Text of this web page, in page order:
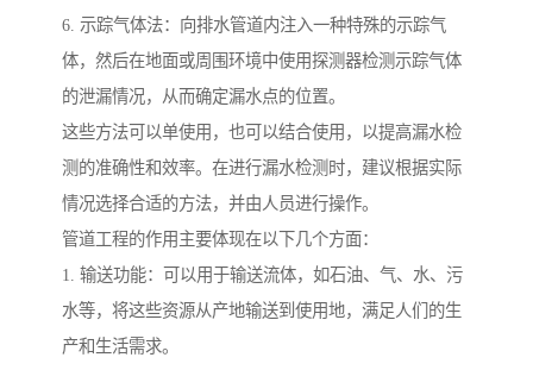
6. 示踪气体法：向排水管道内注入一种特殊的示踪气
体，然后在地面或周围环境中使用探测器检测示踪气体
的泄漏情况，从而确定漏水点的位置。
这些方法可以单使用，也可以结合使用，以提高漏水检
测的准确性和效率。在进行漏水检测时，建议根据实际
情况选择合适的方法，并由人员进行操作。
管道工程的作用主要体现在以下几个方面：
1. 输送功能：可以用于输送流体，如石油、气、水、污
水等，将这些资源从产地输送到使用地，满足人们的生
产和生活需求。